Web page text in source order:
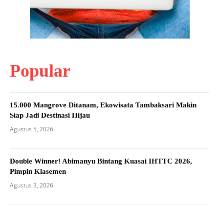
Popular
15.000 Mangrove Ditanam, Ekowisata Tambaksari Makin
Siap Jadi Destinasi Hijau
Agustus 5, 2026
Double Winner! Abimanyu Bintang Kuasai IHTTC 2026,
Pimpin Klasemen
Agustus 3, 2026